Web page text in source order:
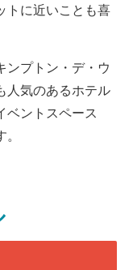
トに近いことも喜
ンプトン・デ・ウ
人気のあるホテル
ベントスペース